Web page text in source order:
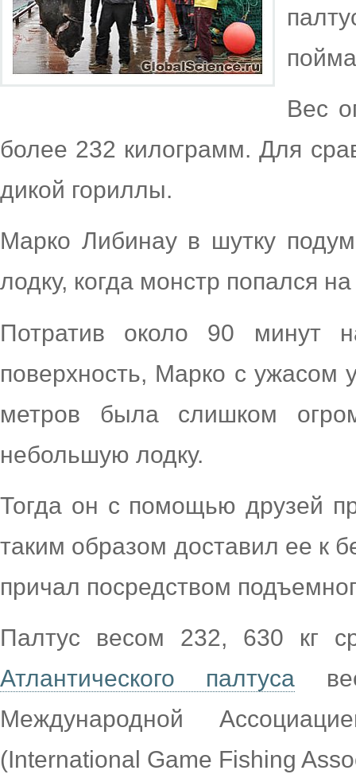
Вес
более 232 килограмм. Для
дикой гориллы.
Марко Либинау в шутку
лодку, когда монстр попался
Потратив около 90 минут
поверхность, Марко с ужасом
метров была слишком
небольшую лодку.
Тогда он с помощью друзей
таким образом доставил ее к
причал посредством
Палтус весом 232, 630 кг
Атлантического палтуса
Международной
(International Game Fishing